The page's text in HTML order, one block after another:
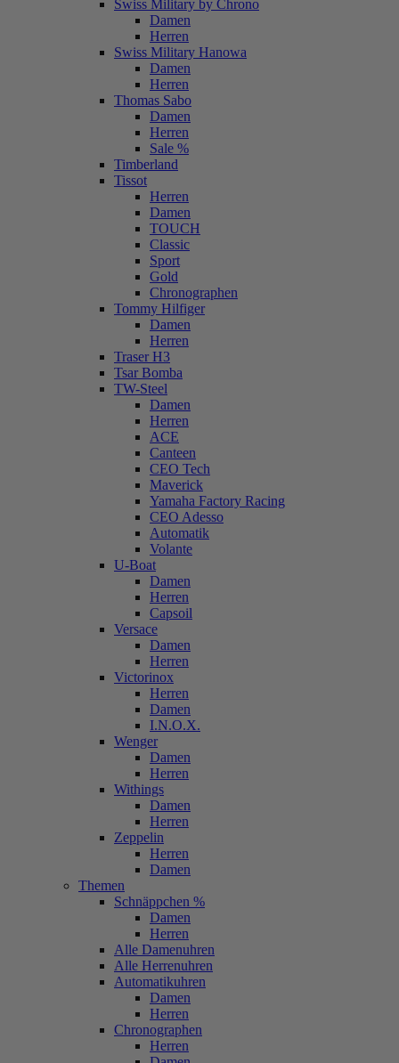
Swiss Military by Chrono
Damen
Herren
Swiss Military Hanowa
Damen
Herren
Thomas Sabo
Damen
Herren
Sale %
Timberland
Tissot
Herren
Damen
TOUCH
Classic
Sport
Gold
Chronographen
Tommy Hilfiger
Damen
Herren
Traser H3
Tsar Bomba
TW-Steel
Damen
Herren
ACE
Canteen
CEO Tech
Maverick
Yamaha Factory Racing
CEO Adesso
Automatik
Volante
U-Boat
Damen
Herren
Capsoil
Versace
Damen
Herren
Victorinox
Herren
Damen
I.N.O.X.
Wenger
Damen
Herren
Withings
Damen
Herren
Zeppelin
Herren
Damen
Themen
Schnäppchen %
Damen
Herren
Alle Damenuhren
Alle Herrenuhren
Automatikuhren
Damen
Herren
Chronographen
Herren